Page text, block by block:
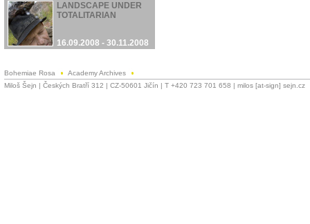
LANDSCAPE UNDER
TOTALITARIAN
16.09.2008 - 30.11.2008
Bohemiae Rosa
Academy Archives
Miloš Šejn | Českých Bratří 312 | CZ-50601 Jičín | T +420 723 701 658 | milos [at-sign] sejn.cz